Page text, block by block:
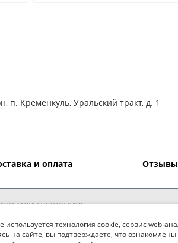
п. Кременкуль, Уральский тракт, д. 1
и оплата Отзывы
используется технология cookie, сервис web-
на сайте, вы подтверждаете, что